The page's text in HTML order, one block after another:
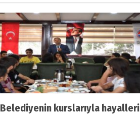
Belediyenin kurslarıyla hayalleri